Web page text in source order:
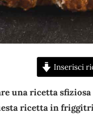
Inserisci
una ricetta
ricetta in